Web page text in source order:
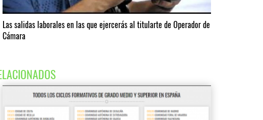
Las salidas laborales en las que ejercerás al titularte de Operador de
Cámara